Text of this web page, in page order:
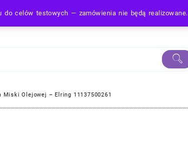
do celów testowych — zamówienia nie będą realizowane.
Miski Olejowej – Elring 11137500261